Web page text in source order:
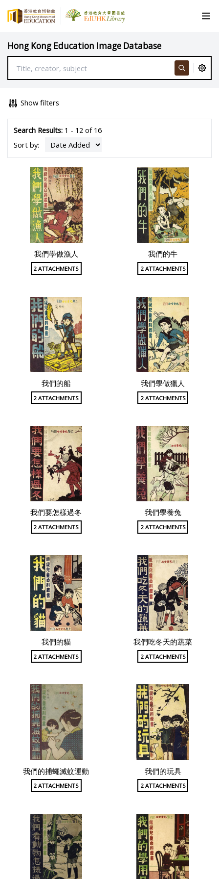
Hong Kong Education Image Database
Show filters
Search Results:1 - 12 of 16
Sort by:
我們學做漁人
2 ATTACHMENTS
我們的牛
2 ATTACHMENTS
我們的船
2 ATTACHMENTS
我們學做獵人
2 ATTACHMENTS
我們要怎樣過冬
2 ATTACHMENTS
我們學養兔
2 ATTACHMENTS
我們的貓
2 ATTACHMENTS
我們吃冬天的蔬菜
2 ATTACHMENTS
我們的捕蠅滅蚊運動
2 ATTACHMENTS
我們的玩具
2 ATTACHMENTS